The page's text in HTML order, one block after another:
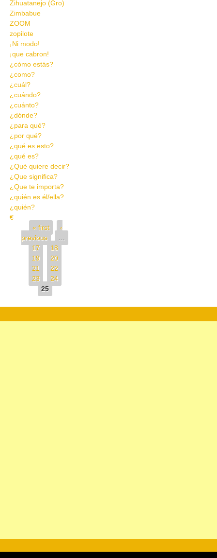
Zihuatanejo (Gro)
Zimbabue
ZOOM
zopilote
¡Ni modo!
¡que cabron!
¿cómo estás?
¿como?
¿cuál?
¿cuándo?
¿cuánto?
¿dónde?
¿para qué?
¿por qué?
¿qué es esto?
¿qué es?
¿Qué quiere decir?
¿Que significa?
¿Que te importa?
¿quién es él/ella?
¿quién?
€
Pages
« first
‹
previous
17
18
19
20
21
22
23
24
25